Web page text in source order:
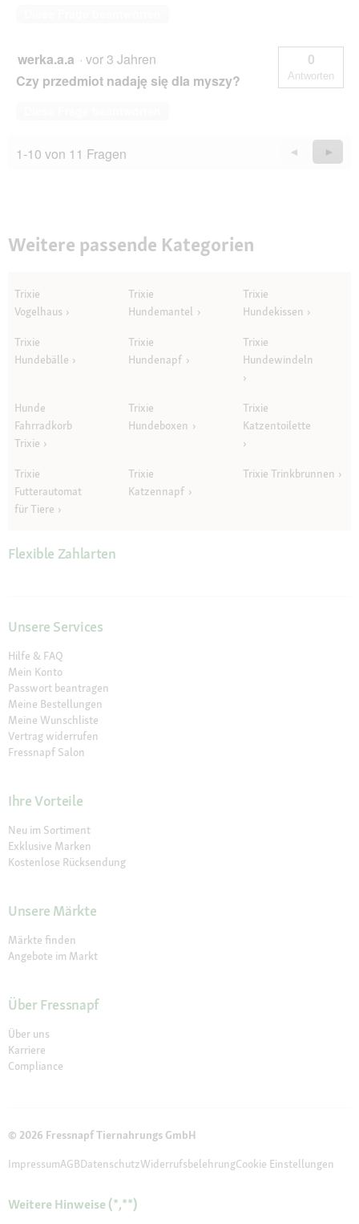
werka.a.a · vor 3 Jahren
Czy przedmiot nadaję się dla myszy?
0
Antworten
1-10 von 11 Fragen
Zurück
Questions
◄
Weiter
►
Weitere passende Kategorien
Trixie
Vogelhaus
Trixie
Hundemantel
Trixie
Hundekissen
Trixie
Hundebälle
Trixie
Hundenapf
Trixie
Hundewindeln
Hunde
Fahrradkorb
Trixie
Trixie
Hundeboxen
Trixie
Katzentoilette
Trixie
Futterautomat
für Tiere
Trixie
Katzennapf
Trixie Trinkbrunnen
Flexible Zahlarten
Unsere Services
Hilfe & FAQ
Mein Konto
Passwort beantragen
Meine Bestellungen
Meine Wunschliste
Vertrag widerrufen
Fressnapf Salon
Ihre Vorteile
Neu im Sortiment
Exklusive Marken
Kostenlose Rücksendung
Unsere Märkte
Märkte finden
Angebote im Markt
Über Fressnapf
Über uns
Karriere
Compliance
© 2026 Fressnapf Tiernahrungs GmbH
ImpressumAGBDatenschutzWiderrufsbelehrungCookie Einstellungen
Weitere Hinweise (*,**)